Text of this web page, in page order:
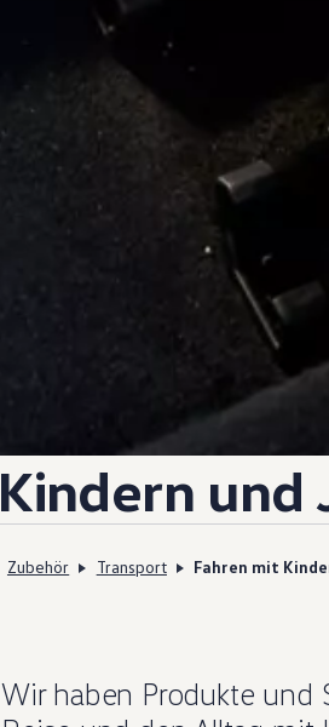
Kindern und
Zubehör Transport Fahren mit
Wir haben Produkte und